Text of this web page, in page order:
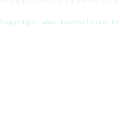
Copyright www.technote.co.kr